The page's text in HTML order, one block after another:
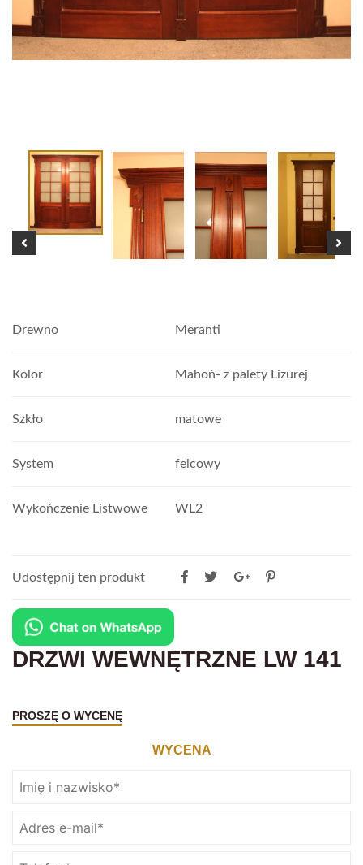
Drewno Meranti
Kolor Mahoń- z palety Lizurej
Szkło matowe
System felcowy
Wykończenie Listwowe WL2
Udostępnij ten produkt
DRZWI WEWNĘTRZNE LW 141
PROSZĘ O WYCENĘ
WYCENA